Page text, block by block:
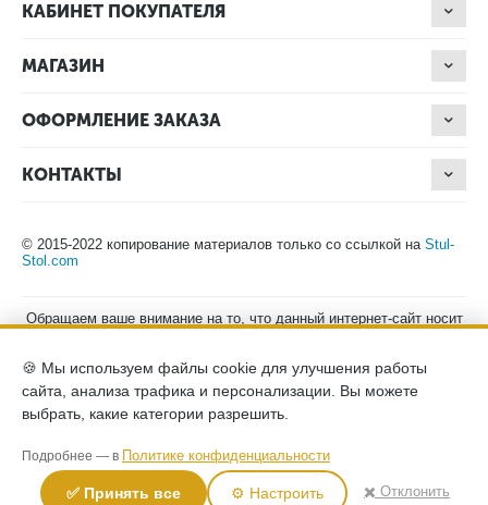
КАБИНЕТ ПОКУПАТЕЛЯ
МАГАЗИН
ОФОРМЛЕНИЕ ЗАКАЗА
КОНТАКТЫ
© 2015-2022 копирование материалов только со ссылкой на Stul-
Stol.com
Обращаем ваше внимание на то, что данный интернет-сайт носит
положениями Статьи 437 (2) Гражданского кодекса Российской
Федерации. Для получения подробной информации о наличии и
стоимости указанных товаров, пожалуйста, обращайтесь к
менеджерам компании по телефону.
Политика конфиденциальности
данных согласие на обработку персональных данных
🍪 Мы используем файлы cookie для улучшения работы
сайта, анализа трафика и персонализации. Вы можете
выбрать, какие категории разрешить.
Подробнее — в Политике конфиденциальности
✅ Принять все ⚙️ Настроить ✖️ Отклонить